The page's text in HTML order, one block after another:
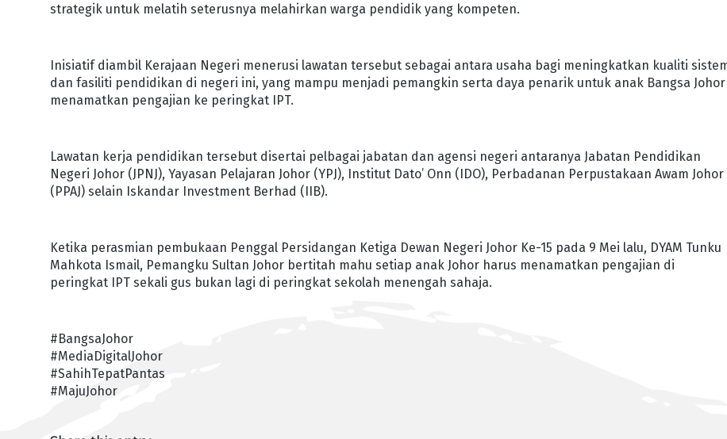
strategik untuk melatih seterusnya melahirkan warga pendidik yang kompeten.
Inisiatif diambil Kerajaan Negeri menerusi lawatan tersebut sebagai antara usaha bagi meningkatkan kualiti
dan fasiliti pendidikan di negeri ini, yang mampu menjadi pemangkin serta daya penarik untuk anak Bangsa Johor
menamatkan pengajian ke peringkat IPT.
Lawatan kerja pendidikan tersebut disertai pelbagai jabatan dan agensi negeri antaranya Jabatan Pendidikan
Negeri Johor (JPNJ), Yayasan Pelajaran Johor (YPJ), Institut Dato’ Onn (IDO), Perbadanan Perpustakaan Awam Johor
(PPAJ) selain Iskandar Investment Berhad (IIB).
Ketika perasmian pembukaan Penggal Persidangan Ketiga Dewan Negeri Johor Ke-15 pada 9 Mei lalu, DYAM Tunku
Mahkota Ismail, Pemangku Sultan Johor bertitah mahu setiap anak Johor harus menamatkan pengajian di
peringkat IPT sekali gus bukan lagi di peringkat sekolah menengah sahaja.
#BangsaJohor
#MediaDigitalJohor
#SahihTepatPantas
#MajuJohor